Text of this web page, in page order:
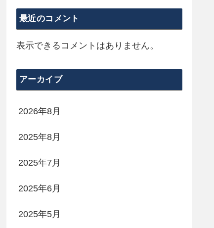
最近のコメント
表示できるコメントはありません。
アーカイブ
2026年8月
2025年8月
2025年7月
2025年6月
2025年5月